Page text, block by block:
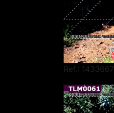
Ref.: 1433667